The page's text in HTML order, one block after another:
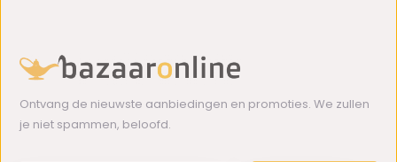
Ontvang de nieuwste aanbiedingen en promoties. We zullen
je niet spammen, beloofd.